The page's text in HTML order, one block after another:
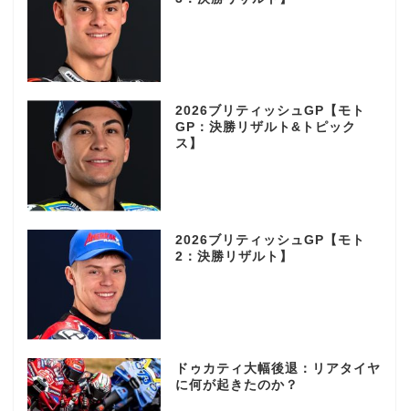
2026ブリティッシュGP【モト
GP：決勝リザルト&トピック
ス】
2026ブリティッシュGP【モト
2：決勝リザルト】
ドゥカティ大幅後退：リアタイヤ
に何が起きたのか？